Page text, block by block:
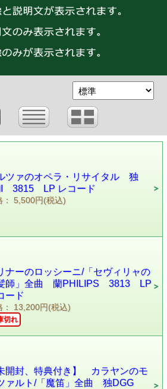
ツァのオペラ・リサイタル 独
3815 LP レコード
： 5,500円(税込)
ナーのロッシーニ/「セヴィリャの
師」全曲 蘭PHILIPS 3813 LP
ード
： 13,200円(税込)
切れ
開封、特典付き】 カラヤンのモ
ァルト/「魔笛」全曲 独DGG